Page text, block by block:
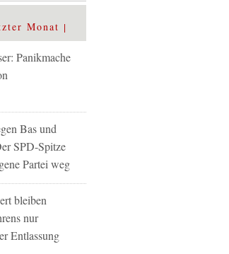
Monat
Panikmache
Bas und
SPD-Spitze
Partei weg
bleiben
nur
Entlassung